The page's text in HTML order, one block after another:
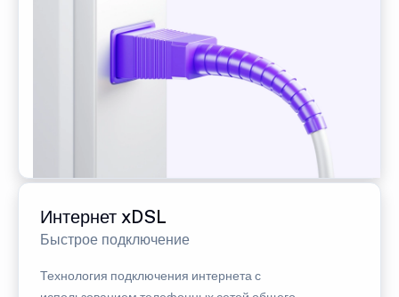
Интернет xDSL
Быстрое подключение
Технология подключения интернета с